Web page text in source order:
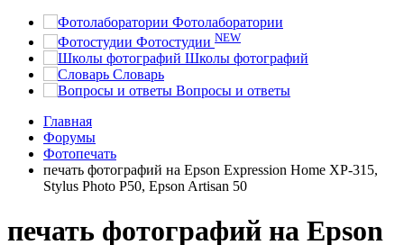
Фотолаборатории
Фотостудии NEW
Школы фотографий
Словарь
Вопросы и ответы
Главная
Форумы
Фотопечать
печать фотографий на Epson Expression Home XP-315,
Stylus Photo P50, Epson Artisan 50
печать фотографий на Epson